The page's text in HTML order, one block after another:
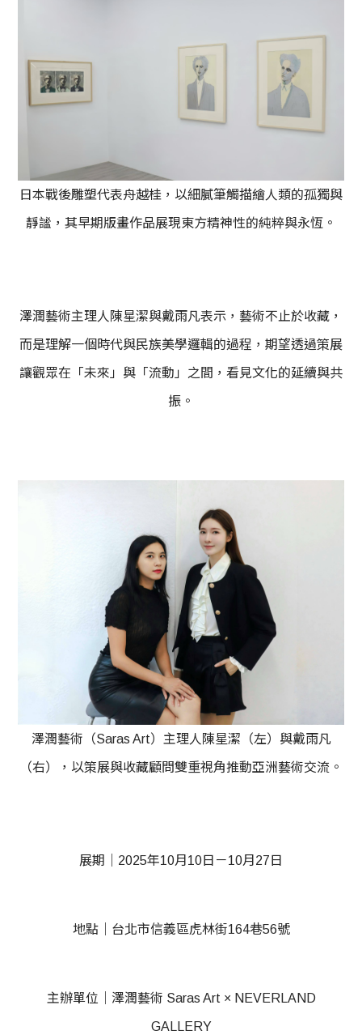
日本戰後雕塑代表舟越桂，以細膩筆觸描繪人類的孤獨與
靜謐，其早期版畫作品展現東方精神性的純粹與永恆。
澤潤藝術主理人陳星潔與戴雨凡表示，藝術不止於收藏，
而是理解一個時代與民族美學邏輯的過程，期望透過策展
讓觀眾在「未來」與「流動」之間，看見文化的延續與共
振。
澤潤藝術（Saras Art）主理人陳星潔（左）與戴雨凡
（右），以策展與收藏顧問雙重視角推動亞洲藝術交流。
展期｜2025年10月10日－10月27日
地點｜台北市信義區虎林街164巷56號
主辦單位｜澤潤藝術 Saras Art × NEVERLAND
GALLERY